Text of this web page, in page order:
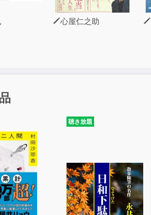
心屋仁之助
聴き放題